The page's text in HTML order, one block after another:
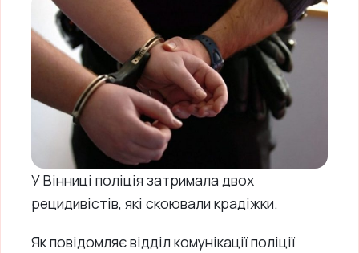
У Вінниці поліція затримала двох
рецидивістів, які скоювали крадіжки.
Як повідомляє відділ комунікації поліції